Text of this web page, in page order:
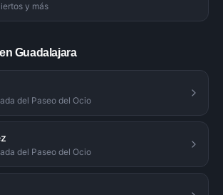
y más
Guadalajara
del Paseo del Ocio
del Paseo del Ocio